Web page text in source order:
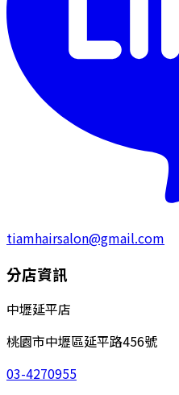
tiamhairsalon@gmail.com
分店資訊
中壢延平店
桃園市中壢區延平路456號
03-4270955